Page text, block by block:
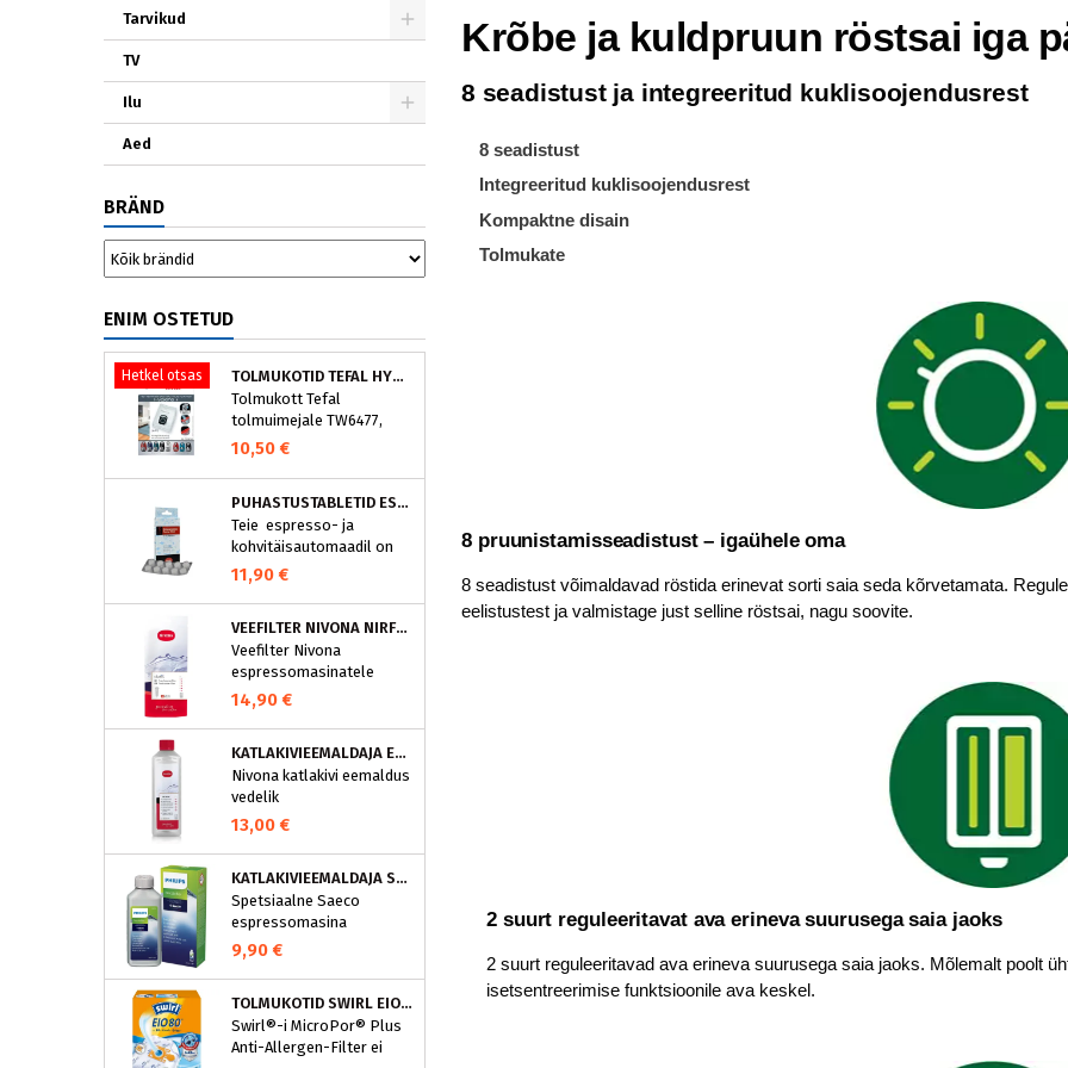
Tarvikud
TV
Ilu
Aed
BRÄND
ENIM OSTETUD
Hetkel otsas
TOLMUKOTID TEFAL HYGIENE+ ZR200540 (4 TK)
Tolmukott Tefal
tolmuimejale TW6477,
TW6886..
10,50 €
PUHASTUSTABLETID ESPRESSOMASINALE, NIVONA 390701200
Teie espresso- ja
kohvitäisautomaadil on
integreeritud
puhastusprogramm.
NIVONA puhastustabletid
on loodud spetsiaalselt
selle programmi jaoks ja
eraldavad mustuse nagu
nt kohvirasva
aparaati ja tagab täiusliku
aroomi.
11,90 €
VEEFILTER NIVONA NIRF701
Veefilter Nivona
espressomasinatele
14,90 €
KATLAKIVIEEMALDAJA ESPRESSOMASINATELE, NIVONA (500 ML)
Nivona katlakivi eemaldus
vedelik
espressomasinatele
13,00 €
KATLAKIVIEEMALDAJA SAECO ESPRESSOMASINATELE, PHILIPS CA6700/10
Spetsiaalne Saeco
espressomasina
katlakivieemaldi
Espressomasinast
eemaldamine on vajalik
selleks, et hoida masin
parimas korras. See
9,90 €
TOLMUKOTID SWIRL EIO80MNEW
Swirl®-i MicroPor® Plus
Anti-Allergen-Filter ei
Krõbe ja kuldpruun röstsai iga
8 seadistust ja integreeritud kuklisoojendusrest
8 seadistust
Integreeritud kuklisoojendusrest
Kompaktne disain
Tolmukate
8 pruunistamisseadistust – igaühele oma
8 seadistust võimaldavad röstida erinevat sorti saia seda kõrvetamata.
eelistustest ja valmistage just selline röstsai, nagu soovite.
2 suurt reguleeritavat ava erineva suurusega saia jaoks
2 suurt reguleeritavad ava erineva suurusega saia jaoks. Mõlemalt poolt
isetsentreerimise funktsioonile ava keskel.